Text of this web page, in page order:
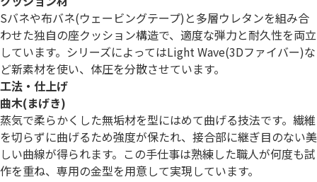
Sバネや布バネ(ウェービングテープ)と多層ウレタンを組み合
わせた独自の座クッション構造で、適度な弾力と耐久性を両立
しています。シリーズによってはLight Wave(3Dファイバー)な
ど新素材を使い、体圧を分散させています。
工法・仕上げ
曲木(まげき)
蒸気で柔らかくした無垢材を型にはめて曲げる技法です。繊維
を切らずに曲げるため強度が保たれ、接合部に継ぎ目のない美
しい曲線が得られます。この手仕事は熟練した職人が何度も試
作を重ね、専用の金型を用意して実現しています。